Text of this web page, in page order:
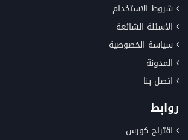
شروط الاستخدام
الأسئلة الشائعة
سياسة الخصوصية
المدونة
اتصل بنا
روابط
اقتراح كورس